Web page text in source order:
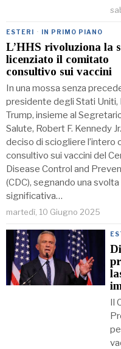
ESTERI · IN PRIMO PIANO
L’HHS rivoluziona la
licenziato il comitato
consultivo sui vaccini
In una mossa senza
presidente degli Stati Uniti,
Trump, insieme al
Salute, Robert F. Kennedy
deciso di sciogliere l’intero
consultivo sui vaccini del
Disease Control and
(CDC), segnando una svolta
significativa…
martedì, 10 Giugno 2025
Il